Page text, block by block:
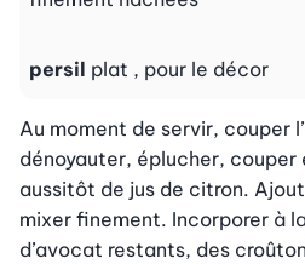
persil plat , pour le décor
Au moment de servir, couper
dénoyauter, éplucher, couper
aussitôt de jus de citron.
mixer finement. Incorporer à
d’avocat restants, des